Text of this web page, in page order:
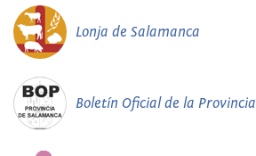
Lonja de Salamanca
Boletín Oficial de la Provincia